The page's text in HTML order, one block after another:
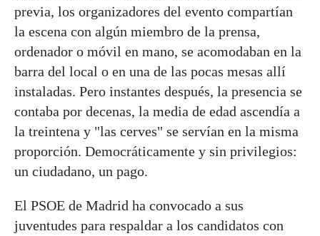
previa, los organizadores del evento compartían
la escena con algún miembro de la prensa,
ordenador o móvil en mano, se acomodaban en la
barra del local o en una de las pocas mesas allí
instaladas. Pero instantes después, la presencia se
contaba por decenas, la media de edad ascendía a
la treintena y "las cerves" se servían en la misma
proporción. Democráticamente y sin privilegios:
un ciudadano, un pago.
El PSOE de Madrid ha convocado a sus
juventudes para respaldar a los candidatos con